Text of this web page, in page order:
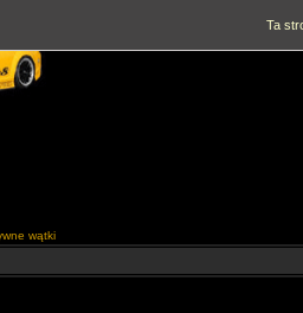
wątki
Ta